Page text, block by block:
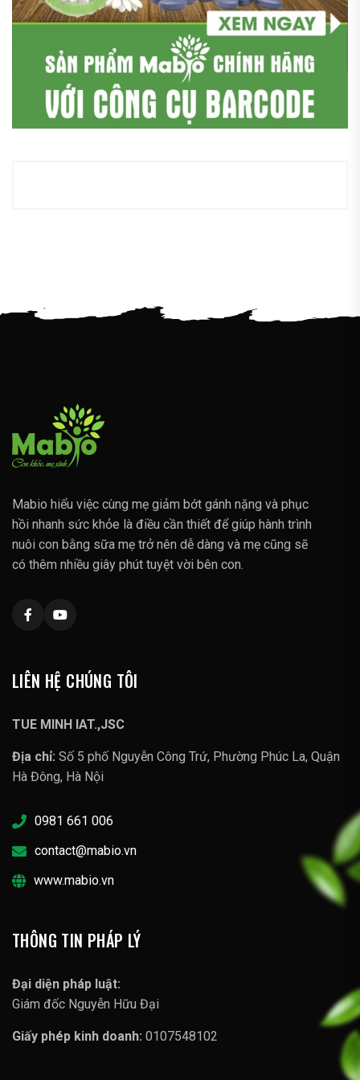
Mabio hiểu việc cùng mẹ giảm bớt gánh nặng và phục
hồi nhanh sức khỏe là điều cần thiết để giúp hành trình
nuôi con bằng sữa mẹ trở nên dễ dàng và mẹ cũng sẽ
có thêm nhiều giây phút tuyệt vời bên con.
LIÊN HỆ CHÚNG TÔI
TUE MINH IAT.,JSC
Địa chỉ: Số 5 phố Nguyễn Công Trứ, Phường Phúc La, Quận
Hà Đông, Hà Nội
0981 661 006
contact@mabio.vn
www.mabio.vn
THÔNG TIN PHÁP LÝ
Đại diện pháp luật:
Giám đốc Nguyễn Hữu Đại
Giấy phép kinh doanh: 0107548102